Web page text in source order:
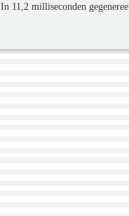
In 11,2 milliseconden